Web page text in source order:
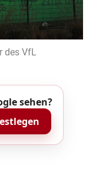
des VfL
sehen?